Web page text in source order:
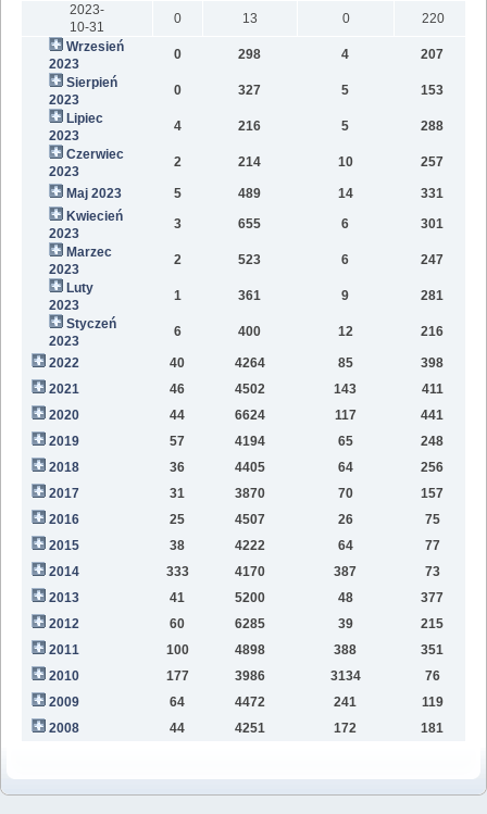
2023-
10-31
0 13 0
220
Wrzesień
2023
0 298 4 207
Sierpień
2023
0 327 5 153
Lipiec
2023
4 216 5 288
Czerwiec
2023
2 214 10 257
Maj 2023 5 489 14 331
Kwiecień
2023
3 655 6 301
Marzec
2023
2 523 6 247
Luty
2023
1 361 9 281
Styczeń
2023
6 400 12 216
2022 40 4264 85 398
2021
46 4502 143 411
2020
44 6624 117 441
2019
57 4194 65 248
2018
36 4405 64 256
2017
31 3870 70
157
2016
25 4507 26
75
2015
38 4222 64
77
2014
333 4170 387
73
2013
41 5200 48
377
2012
60 6285 39
215
2011
100 4898 388
351
2010
177 3986 3134
76
2009
64 4472 241
119
2008
44 4251 172 181